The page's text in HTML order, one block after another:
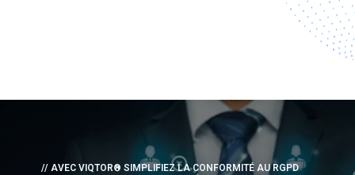
// AVEC VIQTOR® SIMPLIFIEZ LA CONFORMITÉ AU RGPD